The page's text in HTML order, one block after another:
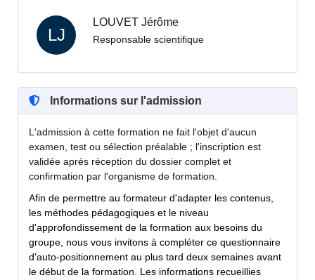
LJ
LOUVET Jérôme
Responsable scientifique
Informations sur l'admission
L'admission à cette formation ne fait l'objet d'aucun
examen, test ou sélection préalable ; l'inscription est
validée après réception du dossier complet et
confirmation par l'organisme de formation.
Afin de permettre au formateur d'adapter les contenus,
les méthodes pédagogiques et le niveau
d'approfondissement de la formation aux besoins du
groupe, nous vous invitons à compléter ce questionnaire
d'auto-positionnement au plus tard deux semaines avant
le début de la formation. Les informations recueillies